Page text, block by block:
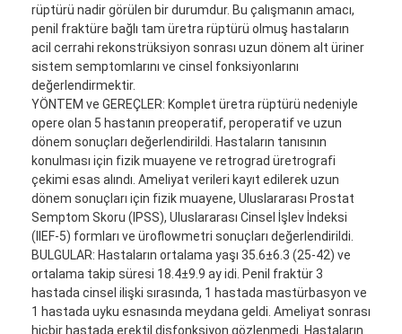
rüptürü nadir görülen bir durumdur. Bu çalışmanın amacı,
penil fraktüre bağlı tam üretra rüptürü olmuş hastaların
acil cerrahi rekonstrüksiyon sonrası uzun dönem alt üriner
sistem semptomlarını ve cinsel fonksiyonlarını
değerlendirmektir.
YÖNTEM ve GEREÇLER: Komplet üretra rüptürü nedeniyle
opere olan 5 hastanın preoperatif, peroperatif ve uzun
dönem sonuçları değerlendirildi. Hastaların tanısının
konulması için fizik muayene ve retrograd üretrografi
çekimi esas alındı. Ameliyat verileri kayıt edilerek uzun
dönem sonuçları için fizik muayene, Uluslararası Prostat
Semptom Skoru (IPSS), Uluslararası Cinsel İşlev İndeksi
(IIEF-5) formları ve üroflowmetri sonuçları değerlendirildi.
BULGULAR: Hastaların ortalama yaşı 35.6±6.3 (25-42) ve
ortalama takip süresi 18.4±9.9 ay idi. Penil fraktür 3
hastada cinsel ilişki sırasında, 1 hastada mastürbasyon ve
1 hastada uyku esnasında meydana geldi. Ameliyat sonrası
hiçbir hastada erektil disfonksiyon gözlenmedi. Hastaların